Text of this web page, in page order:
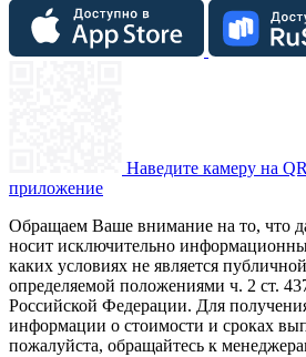
Наведите камеру на
приложение
Обращаем Ваше внимание на то, что
носит исключительно
каких условиях не является
определяемой положениями ч. 2 ст.
Российской Федерации. Для
информации о стоимости и сроках
пожалуйста, обращайтесь к